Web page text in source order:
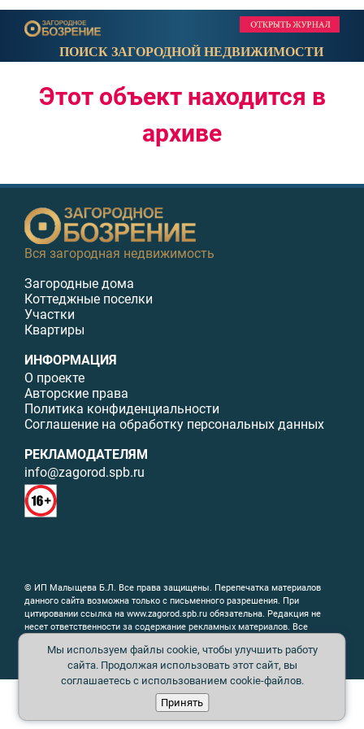
ПОИСК ЗАГОРОДНОЙ НЕДВИЖИМОСТИ
Этот объект находится в
архиве
Вся загородная недвижимость
Загородные дома
Коттеджные поселки
Участки
Квартиры
ИНФОРМАЦИЯ
О проекте
Авторские права
Политика конфиденциальности
Соглашение на обработку персональных данных
РЕКЛАМОДАТЕЛЯМ
info@zagorod.spb.ru
© ИП Малыщева Б.Л. Все права защищены. Перепечатка материалов
данного сайта возможна только с письменного разрешения. При
цитировании ссылка на www.zagorod.spb.ru обязательна. Редакция не
несет ответственности за содержание рекламных материалов. Все
лицензии. Перепечатка любых материалов без письменного согласия
издателя запрещена.
Мы используем файлы cookie, чтобы улучшить работу
сайта. Продолжая использовать этот сайт, вы
соглашаетесь с использованием cookie-файлов.
Принять